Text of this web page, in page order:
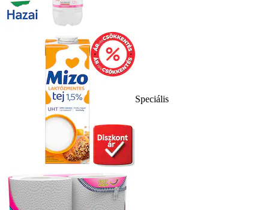
Speciális